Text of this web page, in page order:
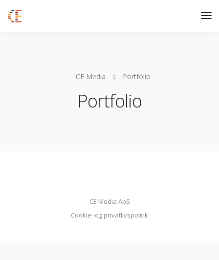
CE Media Portfolio
Portfolio
CE Media ApS
Cookie- og privatlivspolitik